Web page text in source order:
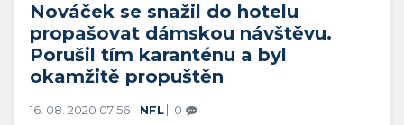
Nováček se snažil do hotelu
propašovat dámskou návštěvu.
Porušil tím karanténu a byl
okamžitě propuštěn
16. 08. 2020 07:56 NFL 0